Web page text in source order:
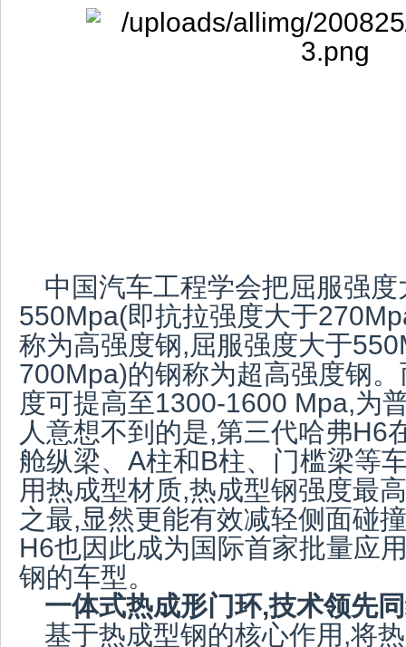
中国汽车工程学会把屈服强
550Mpa(即抗拉强度大于
称为高强度钢,屈服强度大于
700Mpa)的钢称为超高强度钢
度可提高至1300-1600 Mpa,为
人意想不到的是,第三代哈弗H6
舱纵梁、A柱和B柱、门槛梁等
用热成型材质,热成型钢强度最
之最,显然更能有效减轻侧面碰
H6也因此成为国际首家批量应
钢的车型。
一体式热成形门环,技术领先
基于热成型钢的核心作用,将